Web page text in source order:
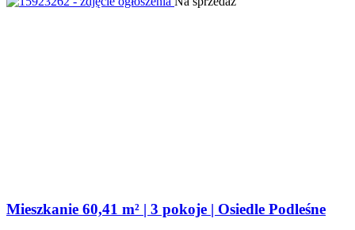
Mieszkanie 60,41 m² | 3 pokoje | Osiedle Podleśne